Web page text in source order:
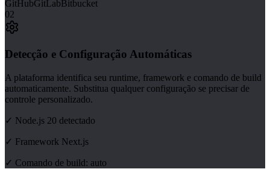
GitHubGitLabBitbucket
02
Detecção e Configuração Automáticas
A plataforma identifica seu runtime, framework e comando de build
automaticamente. Substitua qualquer configuração se precisar de
controle personalizado.
✓ Node.js 20 detectado
✓ Framework Next.js
✓ Comando de build: auto